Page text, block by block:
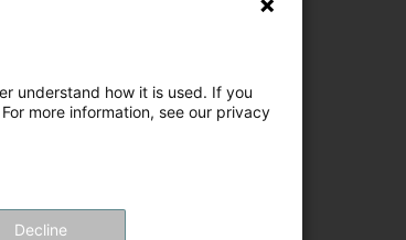
understand how it is used. If you
more information, see our privacy
Decline